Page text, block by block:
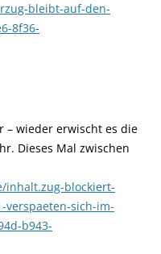
bleibt-auf-den-
8f36-
– wieder erwischt es die
Dieses Mal zwischen
inhalt.zug-blockiert-
verspaeten-sich-im-
b943-